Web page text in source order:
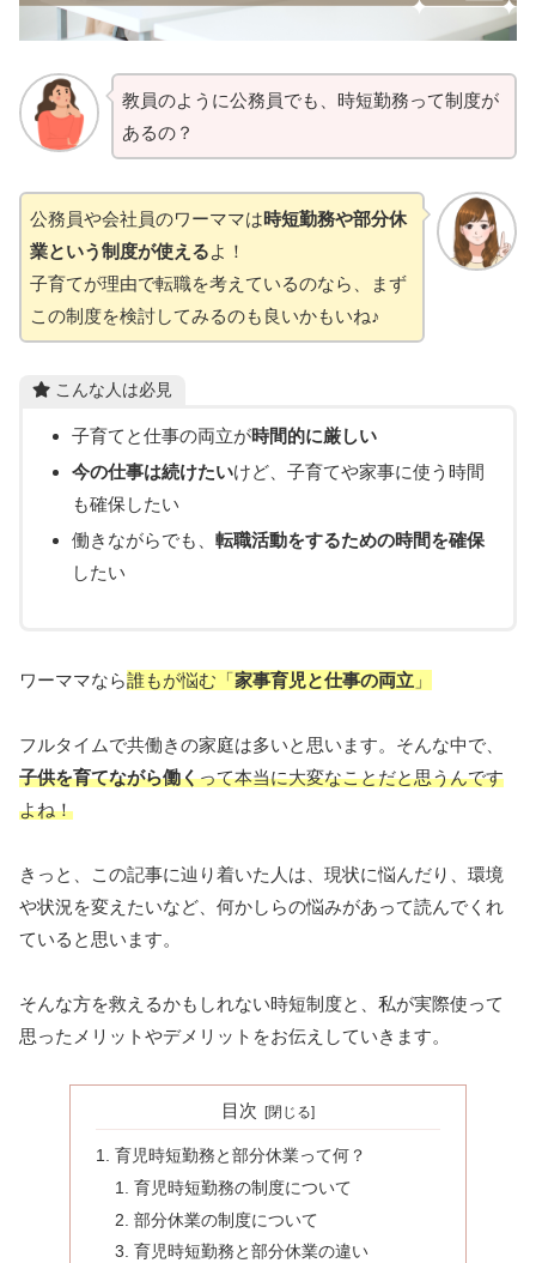
教員のように公務員でも、時短勤務って制度が
あるの？
公務員や会社員のワーママは時短勤務や部分休
業という制度が使えるよ！
子育てが理由で転職を考えているのなら、まず
この制度を検討してみるのも良いかもいね♪
こんな人は必見
子育てと仕事の両立が時間的に厳しい
今の仕事は続けたいけど、子育てや家事に使う時間
も確保したい
働きながらでも、 転職活動をするための時間を確保
したい
ワーママなら誰もが悩む「家事育児と仕事の両立 」
フルタイムで共働きの家庭は多いと思います。そんな中で、
子供を育てながら働くって本当に大変なことだと思うんです
よね！
きっと、この記事に辿り着いた人は、現状に悩んだり、環境
や状況を変えたいなど、何かしらの悩みがあって読んでくれ
ていると思います。
そんな方を救えるかもしれない時短制度と、私が実際使って
思ったメリットやデメリットをお伝えしていきます。
目次
育児時短勤務と部分休業って何？
育児時短勤務の制度について
部分休業の制度について
育児時短勤務と部分休業の違い